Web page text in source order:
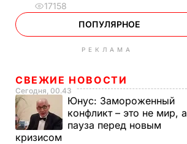
17158
ПОПУЛЯРНОЕ
РЕКЛАМА
СВЕЖИЕ НОВОСТИ
Сегодня, 00.43
Юнус: Замороженный
конфликт – это не мир, а
пауза перед новым
кризисом